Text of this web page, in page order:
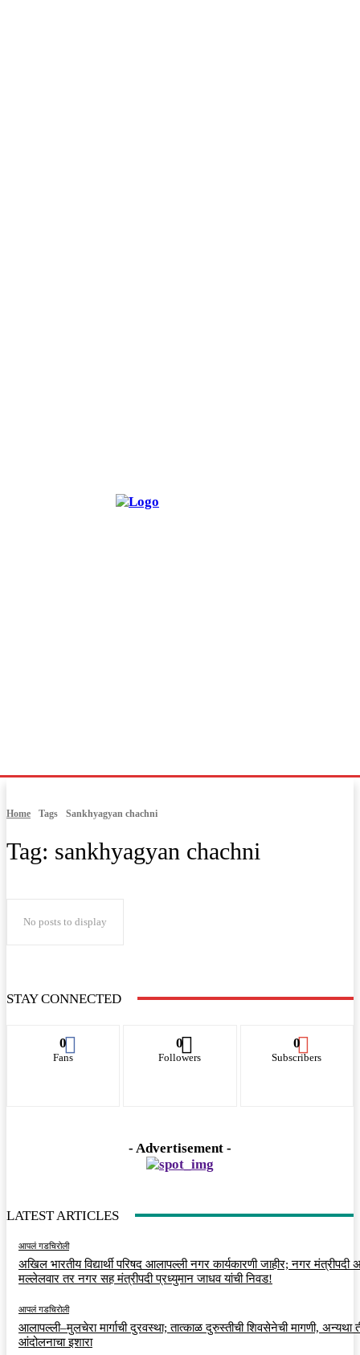
Home Tags Sankhyagyan chachni
Tag: sankhyagyan chachni
No posts to display
STAY CONNECTED
0
Fans
0
Followers
0
Subscribers
- Advertisement -
LATEST ARTICLES
आपलं गडचिरोली
अखिल भारतीय विद्यार्थी परिषद आलापल्ली नगर कार्यकारणी जाहीर; नगर मंत्रीपदी
मल्लेलवार तर नगर सह मंत्रीपदी प्रध्युमान जाधव यांची निवड!
आपलं गडचिरोली
आलापल्ली–मुलचेरा मार्गाची दुरवस्था; तात्काळ दुरुस्तीची शिवसेनेची मागणी, अन्यथा
आंदोलनाचा इशारा